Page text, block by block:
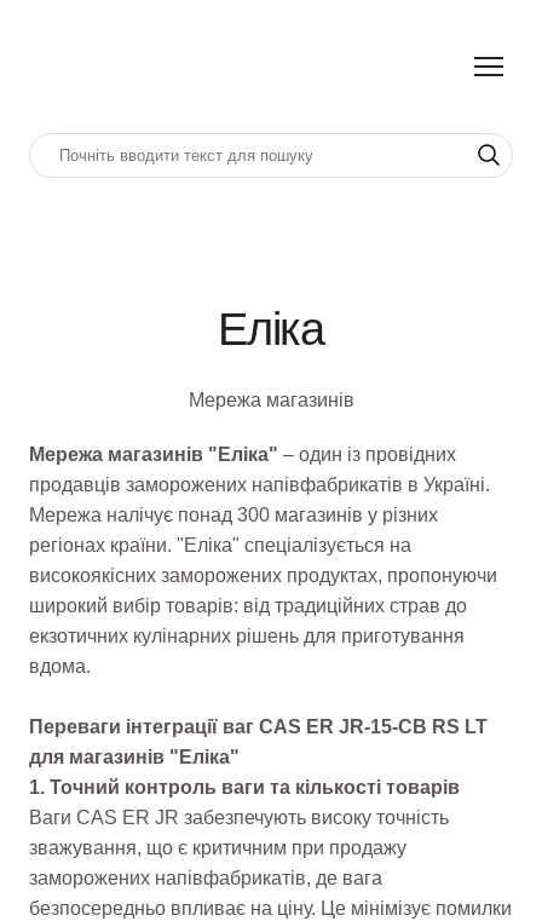
Еліка
Мережа магазинів
Мережа магазинів "Еліка" – один із провідних
продавців заморожених напівфабрикатів в Україні.
Мережа налічує понад 300 магазинів у різних
регіонах країни. "Еліка" спеціалізується на
високоякісних заморожених продуктах, пропонуючи
широкий вибір товарів: від традиційних страв до
екзотичних кулінарних рішень для приготування
вдома.
Переваги інтеграції ваг CAS ER JR-15-CB RS LT
для магазинів "Еліка"
1. Точний контроль ваги та кількості товарів
Ваги CAS ER JR забезпечують високу точність
зважування, що є критичним при продажу
заморожених напівфабрикатів, де вага
безпосередньо впливає на ціну. Це мінімізує помилки